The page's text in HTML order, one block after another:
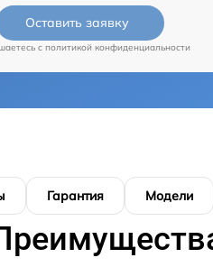
Оставить заявку
c политикой конфиденциальности
Гарантия Модели